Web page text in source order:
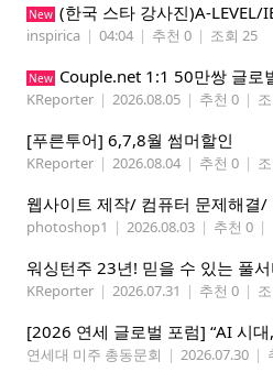
New (한국 스타 강사진)A-LEVEL/IB, GCSE, AP, SAT, GPA 전 교과 수
inspirica | 04:04 | 추천 0 | 조회 25
New Couple.net 1:1 50만쌍 글로벌 매칭
KReporter | 2026.08.05 | 추천 0 |
[푸른투어] 6,7,8월 썸머할인
KReporter | 2026.08.04 | 추천 0 |
photoshop1 | 2026.08.03 | 추천 0 |
워싱턴주 23년! 믿을 수 있는 풀
KReporter | 2026.07.31 | 추천 0 |
연세대 미주 총동문회 | 2026.07.30 |